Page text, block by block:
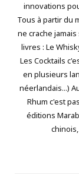
innovations
Tous à partir du
ne crache
livres : Le
Les Cocktails
en plusieurs
néerlandais...)
Rhum c'est
éditions